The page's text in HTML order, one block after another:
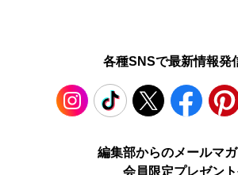
各種SNSで最新情報発
TikTok Facebook
編集部からのメールマガ
会員限定プレゼン